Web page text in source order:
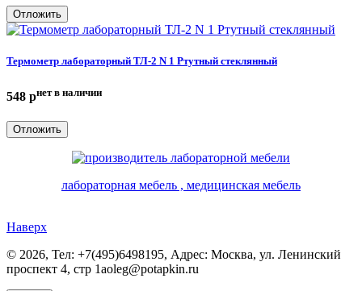
Отложить
Термометр лабораторный ТЛ-2 N 1 Ртутный стеклянный
548 pнет в наличии
Отложить
лабораторная мебель , медицинская мебель
Наверх
© 2026, Тел: +7(495)6498195, Адрес: Москва, ул. Ленинский
проспект 4, стр 1аoleg@potapkin.ru